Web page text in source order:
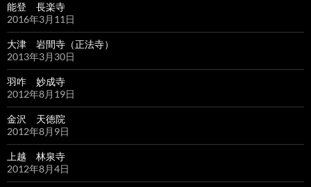
能登 長楽寺
2016年3月11日
大津 岩間寺（正法寺）
2013年3月30日
羽咋 妙成寺
2012年8月19日
金沢 天徳院
2012年8月9日
上越 林泉寺
2012年8月4日